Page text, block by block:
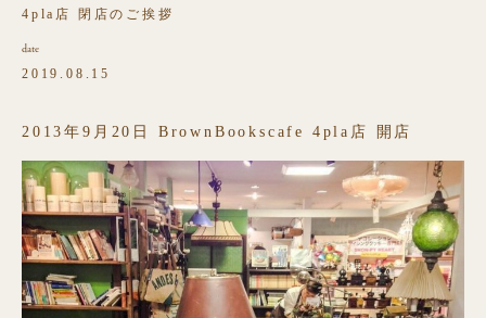
4pla店 閉店のご挨拶
date
2019.08.15
2013年9月20日 BrownBookscafe 4pla店 開店